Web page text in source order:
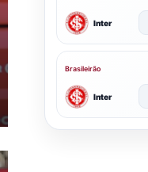
Inter
Brasileirão
Inter